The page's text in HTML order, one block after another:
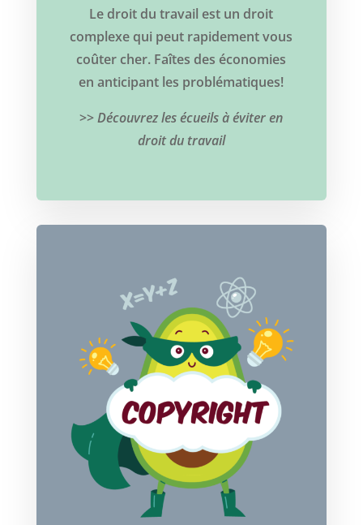
Le droit du travail est un droit
complexe qui peut rapidement vous
coûter cher. Faîtes des économies
en anticipant les problématiques!
>>Découvrez les écueils à éviter en
droit du travail